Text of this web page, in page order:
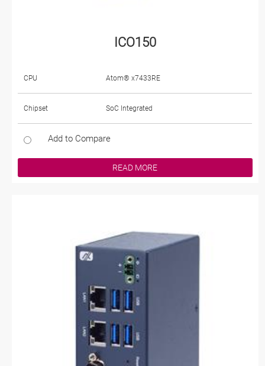
ICO150
CPU Atom® x7433RE
Chipset SoC Integrated
Add to Compare
READ MORE